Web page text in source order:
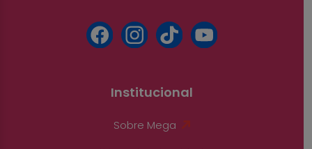
Institucional
Sobre Mega